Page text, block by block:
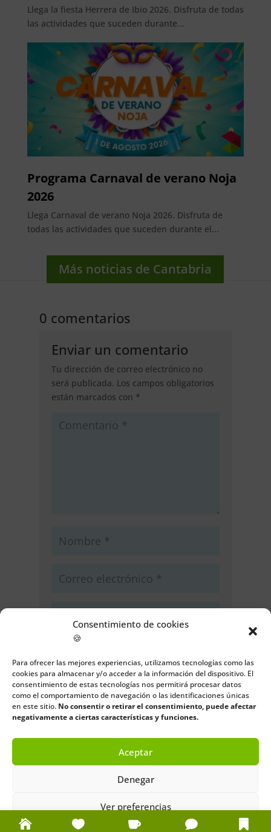
Consentimiento de cookies
🍪
Para ofrecer las mejores experiencias, utilizamos tecnologías como las
cookies para almacenar y/o acceder a la información del dispositivo. El
consentimiento de estas tecnologías nos permitirá procesar datos
como el comportamiento de navegación o las identificaciones únicas
en este sitio. No consentir o retirar el consentimiento, puede afectar
negativamente a ciertas características y funciones.
Aceptar
Denegar
Ver preferencias
Llega la fiesta Herrera de Ibio 2026. Disfruta de todas
las actividades que suceden durante...
Programa Carnaval de verano Noja
2026
Llega Carnaval de verano Noja 2026. Disfruta de
todas las actividades que suceden durante el...
Más noticias de Cantabria
0 comentarios
Enviar un comentario
Tu dirección de correo electrónico no
será publicada. Los campos obligatorios
están marcados con *
electrónico y web en este navegador
para la próxima vez que comente.
Enviar comentario